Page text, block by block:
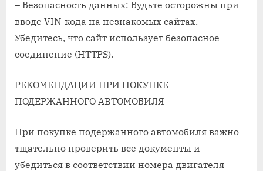
– Безопасность данных: Будьте осторожны при
вводе VIN-кода на незнакомых сайтах.
Убедитесь, что сайт использует безопасное
соединение (HTTPS).
РЕКОМЕНДАЦИИ ПРИ ПОКУПКЕ
ПОДЕРЖАННОГО АВТОМОБИЛЯ
При покупке подержанного автомобиля важно
тщательно проверить все документы и
убедиться в соответствии номера двигателя